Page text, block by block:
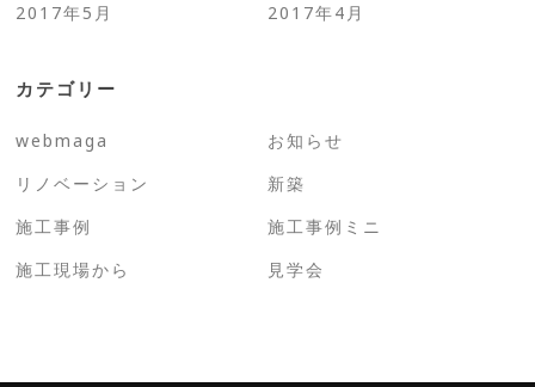
2017年5月
2017年4月
カテゴリー
webmaga
お知らせ
リノベーション
新築
施工事例
施工事例ミニ
施工現場から
見学会